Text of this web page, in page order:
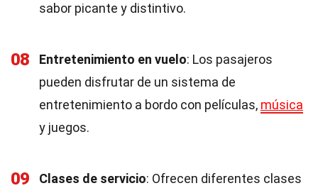
sabor picante y distintivo.
08 Entretenimiento en vuelo: Los pasajeros
pueden disfrutar de un sistema de
entretenimiento a bordo con películas, música
y juegos.
09 Clases de servicio: Ofrecen diferentes clases